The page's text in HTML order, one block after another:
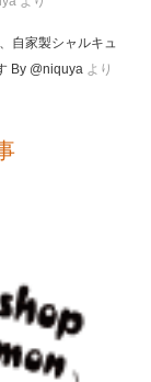
自家製シャルキュ
By @niquya より